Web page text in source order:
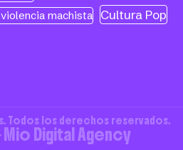
machista Cultura Pop
Todos los derechos reservados.
Mio Digital Agency